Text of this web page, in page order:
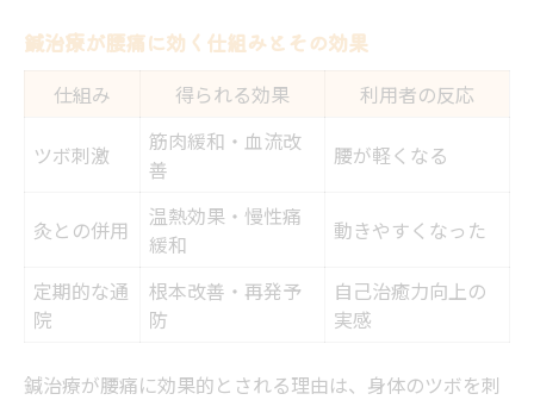
鍼治療が腰痛に効く仕組みとその効果
仕組み 得られる効果 利用者の反応
ツボ刺激
筋肉緩和・血流改
善
腰が軽くなる
灸との併用
温熱効果・慢性痛
緩和
動きやすくなった
定期的な通
院
根本改善・再発予
防
自己治癒力向上の
実感
鍼治療が腰痛に効果的とされる理由は、身体のツボを刺